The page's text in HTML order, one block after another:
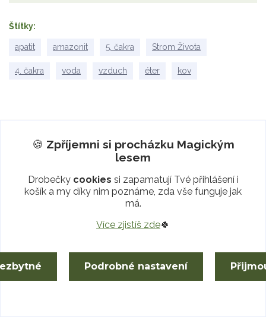
Kategorie blogu
Moudrost lesa
Štítky
apatit amazonit 5. čakra Strom Života
4. čakra voda vzduch éter kov
🍪 Zpříjemni si procházku Magickým
lesem
Drobečky cookies si zapamatují Tvé přihlášení i
košík a my díky nim poznáme, zda vše funguje jak
má.
Více zjistíš zde🍀
Podrobné nastavení